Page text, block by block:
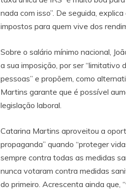
nada com isso”. De seguida,
impostos para quem vive dos
Sobre o salário mínimo nacional,
a sua imposição, por ser “limitativo
pessoas” e propõem, como
Martins garante que é possível
legislação laboral.
Catarina Martins aproveitou a
propaganda” quando “proteger
sempre contra todas as medidas
nunca votaram contra medidas
do primeiro. Acrescenta ainda que,